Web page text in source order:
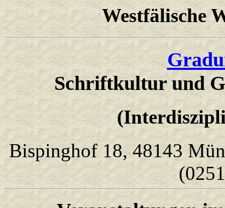
Westfälische
Schriftkultur und
Bispinghof 18, 48143